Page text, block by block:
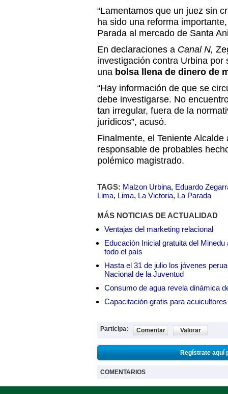
“Lamentamos que un juez sin
ha sido una reforma
Parada al mercado de Santa
En declaraciones a Canal N,
investigación contra Urbina
una bolsa llena de dinero de
“Hay información de que se
debe investigarse. No
tan irregular, fuera de la
jurídicos”, acusó.
Finalmente, el Teniente
responsable de probables
polémico magistrado.
TAGS: Malzon Urbina, Eduardo
Lima, Lima, La Victoria, La Parada
MÁS NOTICIAS DE ACTUALIDAD
Ventajas del marketing relacional
Educación Inicial gratuita del
todo el país
Hasta el 31 de julio los jóvenes
Nacional de la Juventud
Consumo de agua revela dinámica
Capacitación gratis para
Participa: Comentar Valorar
Regístrate aquí
COMENTARIOS